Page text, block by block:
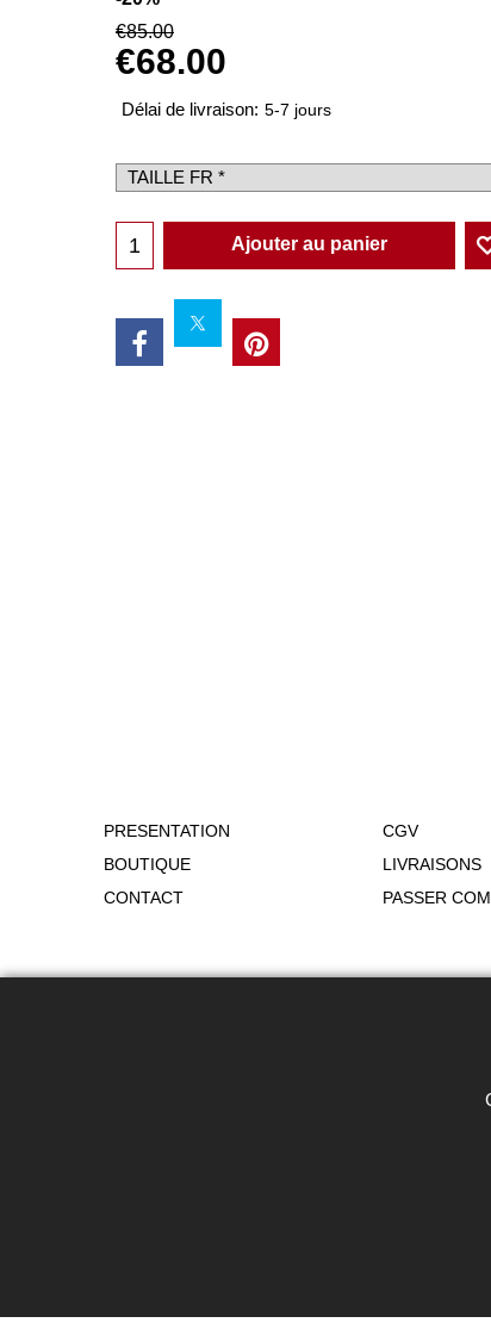
€85.00
€68.00
Délai de livraison: 5-7 jours
Ajouter au panier
PRESENTATION
BOUTIQUE
CONTACT
CGV
LIVRAISONS
PASSER